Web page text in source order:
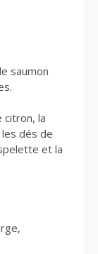
saumon
citron, la
dés de
et la